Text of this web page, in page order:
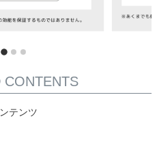
CONTENTS
テンツ